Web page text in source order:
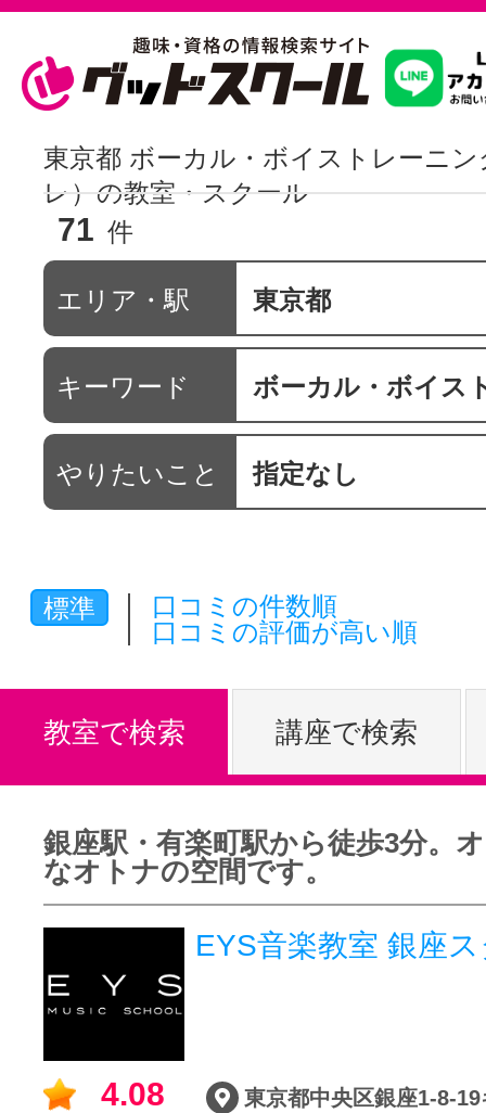
習いたいこ
駅・路線か
通信講座を
やりたいこ
特集をみる
グッドスク
掲載のお問
東京都 ボーカル・ボイストレーニ
レ）の教室・スクール
71 件
エリア・駅 東京都
キーワード ボーカル・ボイストレーニング
やりたいこと 指定なし
標準
口コミの件数順
口コミの評価が高い順
教室で検索 講座で検索
銀座駅・有楽町駅から徒歩3分。
なオトナの空間です。
EYS音楽教室 銀座
4.08